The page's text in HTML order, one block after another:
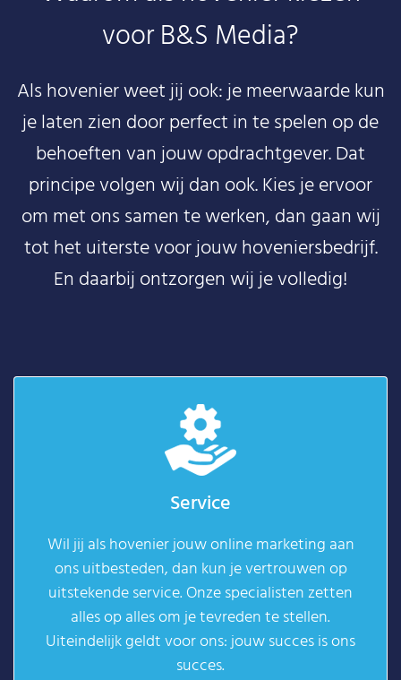
voor B&S Media?
Als hovenier weet jij ook: je meerwaarde kun
je laten zien door perfect in te spelen op de
behoeften van jouw opdrachtgever. Dat
principe volgen wij dan ook. Kies je ervoor
om met ons samen te werken, dan gaan wij
tot het uiterste voor jouw hoveniersbedrijf.
En daarbij ontzorgen wij je volledig!
Service
Wil jij als hovenier jouw online marketing aan
ons uitbesteden, dan kun je vertrouwen op
uitstekende service. Onze specialisten zetten
alles op alles om je tevreden te stellen.
Uiteindelijk geldt voor ons: jouw succes is ons
succes.